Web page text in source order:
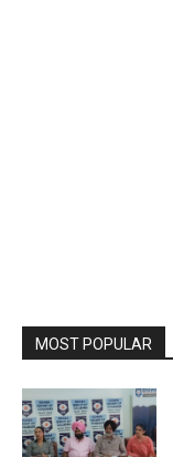
MOST POPULAR